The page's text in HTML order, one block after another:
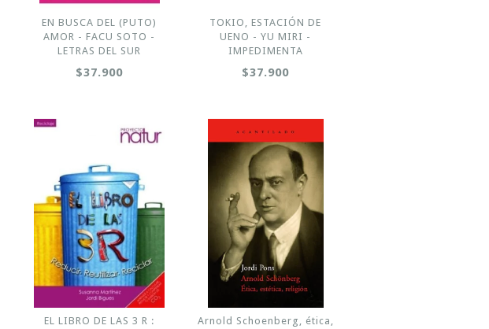
EN BUSCA DEL (PUTO)
AMOR - FACU SOTO -
LETRAS DEL SUR
$37.900
TOKIO, ESTACIÓN DE
UENO - YU MIRI -
IMPEDIMENTA
$37.900
EL LIBRO DE LAS 3 R :
Arnold Schoenberg, ética,